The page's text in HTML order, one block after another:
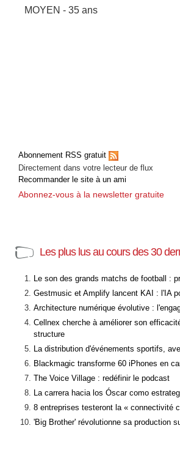
MOYEN - 35 ans
Abonnement RSS gratuit
Directement dans votre lecteur de flux
Recommander le site à un ami
Abonnez-vous à la newsletter gratuite
Les plus lus au cours des 30
Le son des grands matchs de football :
Gestmusic et Amplify lancent KAI : l'IA
Architecture numérique évolutive :
Cellnex cherche à améliorer son
structure
La distribution d'événements sportifs,
Blackmagic transforme 60 iPhones en
The Voice Village : redéfinir le podcast
La carrera hacia los Óscar como
8 entreprises testeront la « connectivité
'Big Brother' révolutionne sa production